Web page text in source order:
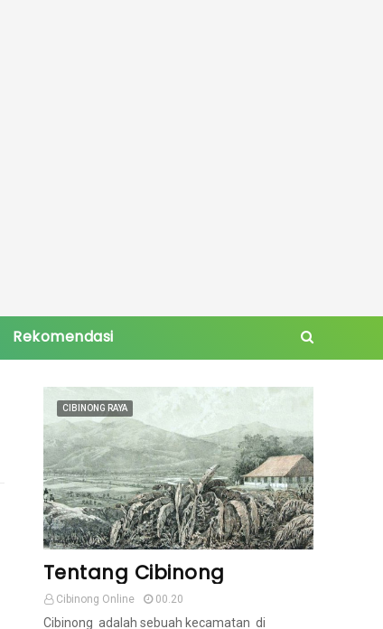
Rekomendasi
CIBINONG RAYA
Tentang Cibinong
Cibinong Online 00.20
Cibinong adalah sebuah kecamatan di